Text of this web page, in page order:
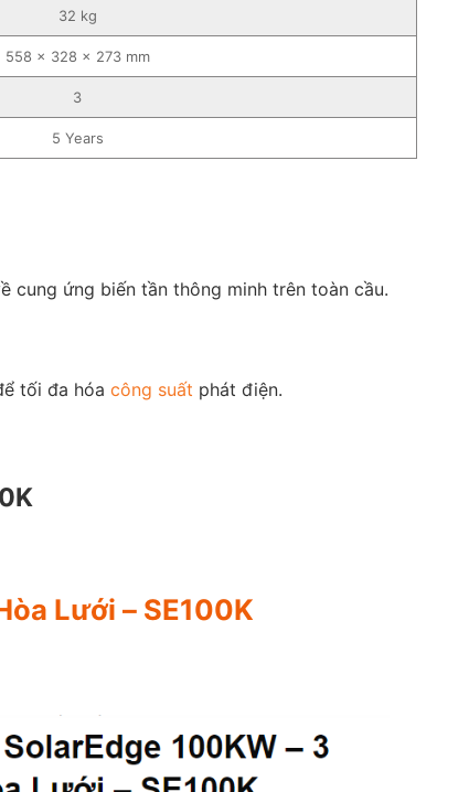
32 kg
558 x 328 x 273 mm
3
5 Years
cung ứng biến tần thông minh trên toàn cầu.
tối đa hóa công suất phát điện.
Lưới – SE100K